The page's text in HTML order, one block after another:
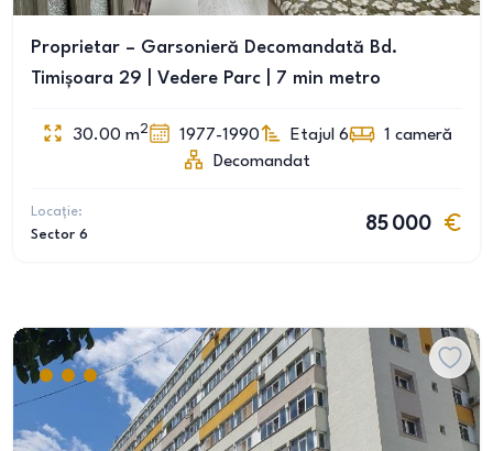
Proprietar – Garsonieră Decomandată Bd.
Timișoara 29 | Vedere Parc | 7 min metro
30.00 m2 1977-1990 Etajul 6 1 cameră
Decomandat
Locație:
Sector 6
85 000